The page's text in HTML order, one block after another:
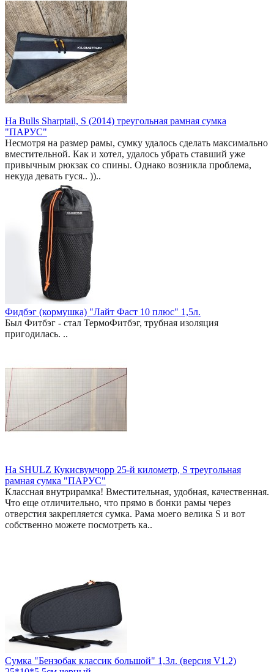
На Bulls Sharptail, S (2014) треугольная рамная сумка
"ПАРУС"
Несмотря на размер рамы, сумку удалось сделать максимально
вместительной. Как и хотел, удалось убрать ставший уже
привычным рюкзак со спины. Однако возникла проблема,
некуда девать гуся.. ))..
Фидбэг (кормушка) "Лайт Фаст 10 плюс" 1,5л.
Был Фитбэг - стал ТермоФитбэг, трубная изоляция
пригодилась. ..
На SHULZ Кукисвумчорр 25-й километр, S треугольная
рамная сумка "ПАРУС"
Классная внутрирамка! Вместительная, удобная, качественная.
Что еще отличительно, что прямо в бонки рамы через
отверстия закрепляется сумка. Рама моего велика S и вот
собственно можете посмотреть ка..
Сумка "Бензобак классик большой" 1,3л. (версия V1.2)